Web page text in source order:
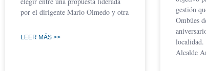
por el dirigente Mario Olmedo y otra
LEER MÁS >>
gestión
Ombúes
localidad.
Alcalde